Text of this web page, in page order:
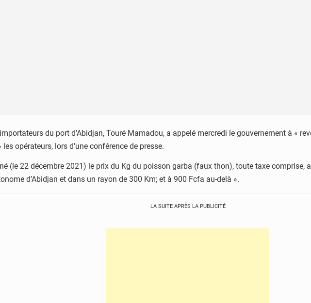
du port d’Abidjan, Touré Mamadou, a appelé mercredi le gouvernement à «
opérateurs, lors d’une conférence de presse.
(le 22 décembre 2021) le prix du Kg du poisson garba (faux thon), toute taxe comprise,
d’Abidjan et dans un rayon de 300 Km; et à 900 Fcfa au-delà ».
LA SUITE APRÈS LA PUBLICITÉ